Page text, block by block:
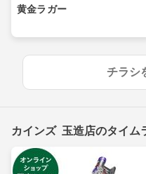
黄金ラガー
チラシ
カインズ 玉造店のタイム